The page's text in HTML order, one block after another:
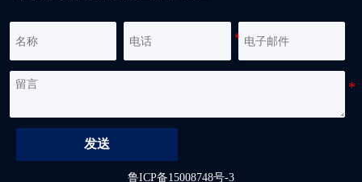
发送
鲁ICP备15008748号-3